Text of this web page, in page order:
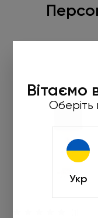
Вітаємо
Оберіть
Укр